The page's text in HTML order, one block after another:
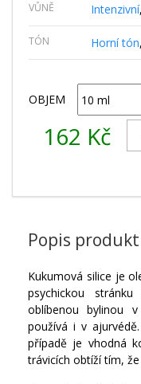
VŮNĚ Intenzivní,
TÓN Horní tón,
OBJEM
162 Kč
Popis
Kukumová silice je
psychickou
oblíbenou bylinou
používá i v
případě je vhodná
trávicích obtíží tím,